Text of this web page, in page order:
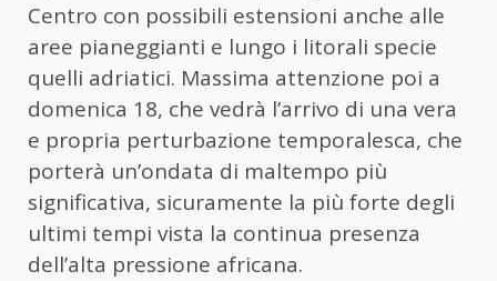
Centro con possibili estensioni anche alle
aree pianeggianti e lungo i litorali specie
quelli adriatici. Massima attenzione poi a
domenica 18, che vedrà l’arrivo di una vera
e propria perturbazione temporalesca, che
porterà un’ondata di maltempo più
significativa, sicuramente la più forte degli
ultimi tempi vista la continua presenza
dell’alta pressione africana.